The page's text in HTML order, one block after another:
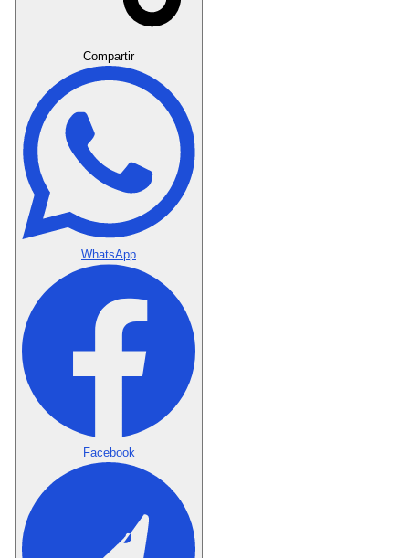
Compartir
WhatsApp
Facebook